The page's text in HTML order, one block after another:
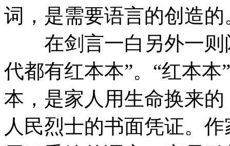
词，是需要语言的创造的
在剑言一白另外一则
代都有红本本”。“红本
本，是家人用生命换来
人民烈士的书面凭证。